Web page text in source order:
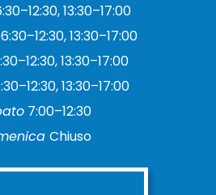
13:30–17:00
13:30–17:00
13:30–17:00
13:30–17:00
7:00–12:30
Chiuso